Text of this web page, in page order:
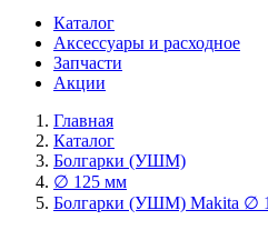
Каталог
Аксессуары и расходное
Запчасти
Акции
Главная
Каталог
Болгарки (УШМ)
∅ 125 мм
Болгарки (УШМ) Makita ∅